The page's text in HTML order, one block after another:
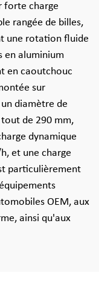
forte charge
rangée de billes,
une rotation fluide
en aluminium
en caoutchouc
sur
diamètre de
de 290 mm,
dynamique
et une charge
particulièrement
OEM, aux
ainsi qu'aux